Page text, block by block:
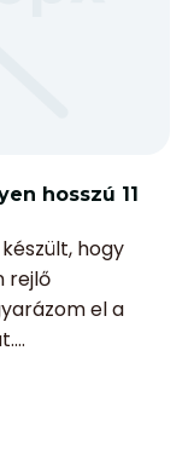
hosszú 11
hogy
rejlő
el a